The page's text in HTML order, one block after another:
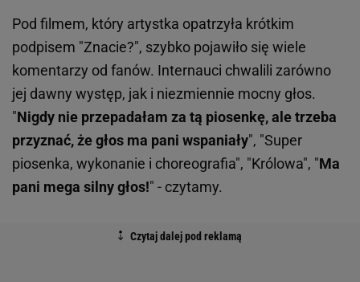
Pod filmem, który artystka opatrzyła krótkim
podpisem "Znacie?", szybko pojawiło się wiele
komentarzy od fanów. Internauci chwalili zarówno
jej dawny występ, jak i niezmiennie mocny głos.
"Nigdy nie przepadałam za tą piosenkę, ale trzeba
przyznać, że głos ma pani wspaniały", "Super
piosenka, wykonanie i choreografia", "Królowa", "Ma
pani mega silny głos!" - czytamy.